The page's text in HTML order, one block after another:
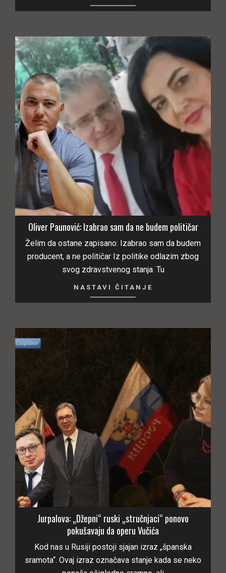
Oliver Paunović: Izabrao sam da ne budem političar
Želim da ostane zapisano: Izabrao sam da budem
producent, a ne političar Iz politike odlazim zbog
svog zdravstvenog stanja. Tu
NASTAVI ČITANJE
Jurpalova: „Džepni“ ruski „stručnjaci“ ponovo
pokušavaju da operu Vučića
Kod nas u Rusiji postoji sjajan izraz „španska
sramota“. Ovaj izraz označava stanje kada se neko